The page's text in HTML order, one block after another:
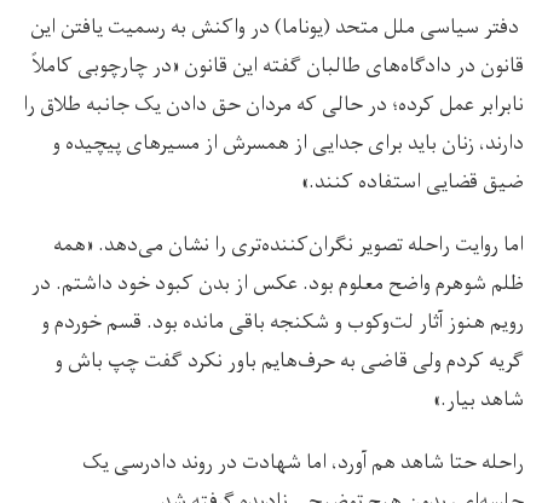
دفتر سیاسی ملل متحد (یوناما) در واکنش به رسمیت یافتن این
قانون در دادگاه‌های طالبان گفته این قانون «در چارچوبی کاملاً
نابرابر عمل کرده؛ در حالی که مردان حق دادن یک جانبه طلاق را
دارند، زنان باید برای جدایی از همسرش از مسیرهای پیچیده و
ضیق قضایی استفاده کنند.»
اما روایت راحله تصویر نگران‌کننده‌تری را نشان می‌دهد. «همه
ظلم شوهرم واضح معلوم بود. عکس از بدن کبود خود داشتم. در
رویم هنوز آثار لت‌وکوب و شکنجه باقی مانده بود. قسم خوردم و
گریه کردم ولی قاضی به حرف‌هایم باور نکرد گفت چپ باش و
شاهد بیار.»
راحله حتا شاهد هم آورد، اما شهادت در روند دادرسی یک